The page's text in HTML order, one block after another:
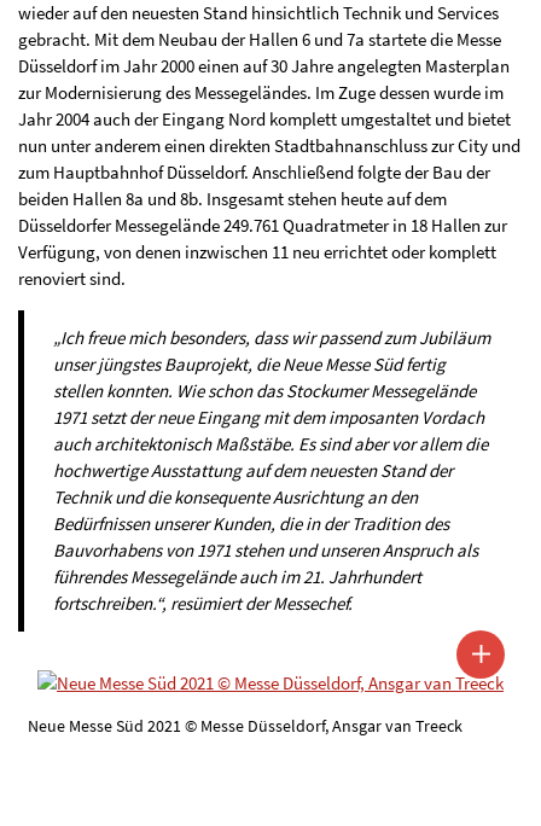
wieder auf den neuesten Stand hinsichtlich Technik und Services
gebracht. Mit dem Neubau der Hallen 6 und 7a startete die Messe
Düsseldorf im Jahr 2000 einen auf 30 Jahre angelegten Masterplan
zur Modernisierung des Messegeländes. Im Zuge dessen wurde im
Jahr 2004 auch der Eingang Nord komplett umgestaltet und bietet
nun unter anderem einen direkten Stadtbahnanschluss zur City und
zum Hauptbahnhof Düsseldorf. Anschließend folgte der Bau der
beiden Hallen 8a und 8b. Insgesamt stehen heute auf dem
Düsseldorfer Messegelände 249.761 Quadratmeter in 18 Hallen zur
Verfügung, von denen inzwischen 11 neu errichtet oder komplett
renoviert sind.
„Ich freue mich besonders, dass wir passend zum Jubiläum
unser jüngstes Bauprojekt, die Neue Messe Süd fertig
stellen konnten. Wie schon das Stockumer Messegelände
1971 setzt der neue Eingang mit dem imposanten Vordach
auch architektonisch Maßstäbe. Es sind aber vor allem die
hochwertige Ausstattung auf dem neuesten Stand der
Technik und die konsequente Ausrichtung an den
Bedürfnissen unserer Kunden, die in der Tradition des
Bauvorhabens von 1971 stehen und unseren Anspruch als
führendes Messegelände auch im 21. Jahrhundert
fortschreiben.“, resümiert der Messechef.
Neue Messe Süd 2021 © Messe Düsseldorf, Ansgar van Treeck